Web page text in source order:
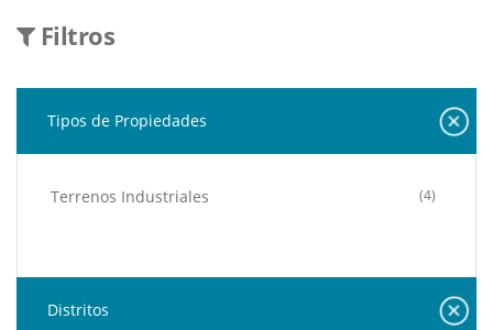
Filtros
Tipos de Propiedades
Terrenos Industriales (4)
Distritos